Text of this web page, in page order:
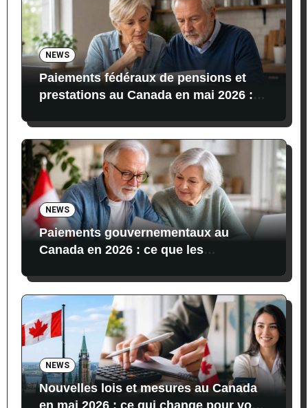
NEWS
Paiements fédéraux de pensions et
prestations au Canada en mai 2026 :
NEWS
Paiements gouvernementaux au
Canada en 2026 : ce que les
NEWS
Nouvelles lois et mesures au Canada
en mai 2026 : ce qui change pour vos